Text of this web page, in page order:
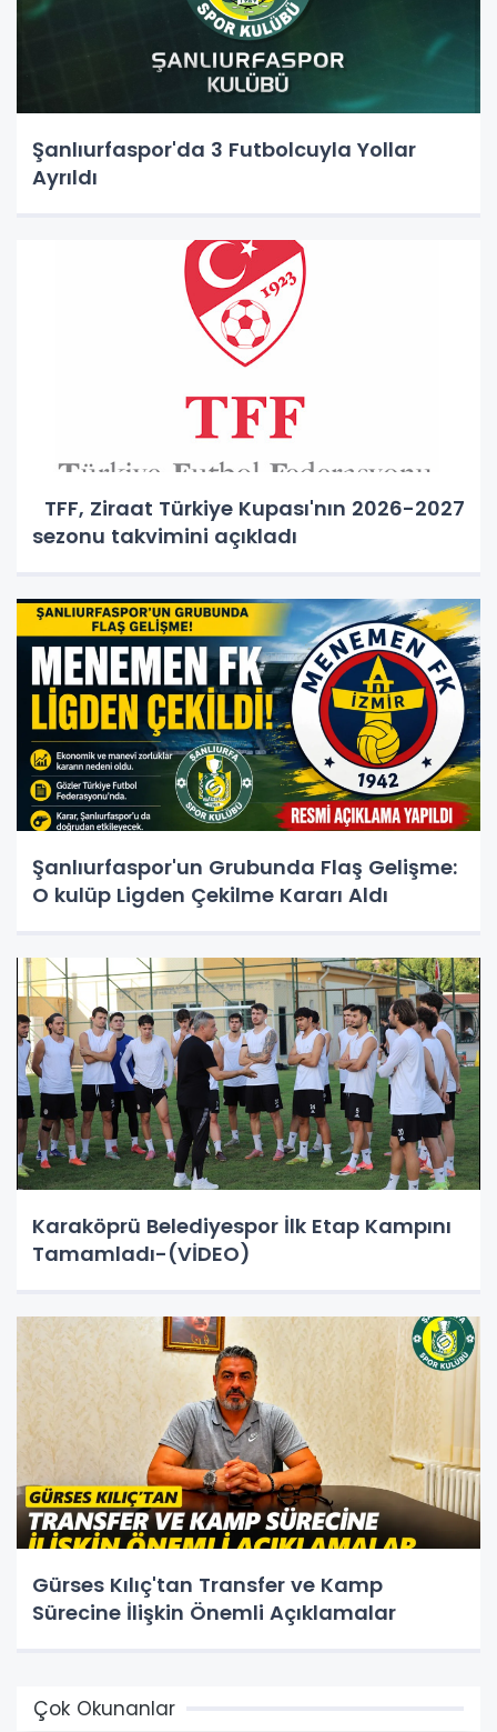
Şanlıurfaspor'da 3 Futbolcuyla Yollar
Ayrıldı
TFF, Ziraat Türkiye Kupası'nın 2026-2027
sezonu takvimini açıkladı
Şanlıurfaspor'un Grubunda Flaş Gelişme:
O kulüp Ligden Çekilme Kararı Aldı
Karaköprü Belediyespor İlk Etap Kampını
Tamamladı-(VİDEO)
Gürses Kılıç'tan Transfer ve Kamp
Sürecine İlişkin Önemli Açıklamalar
Çok Okunanlar